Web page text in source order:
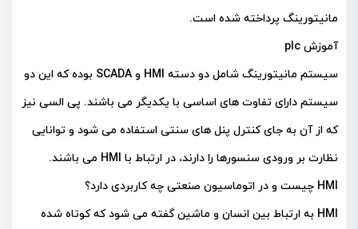
مانیتورینگ پرداخته شده است.
آموزش plc
سیستم مانیتورینگ شامل دو دسته HMI و SCADA بوده که این دو
سیستم دارای تفاوت های اساسی با یکدیگر می باشند. پی السی نیز
که از آن به جای کنترل پنل های سنتی استفاده می شود و توانایی
نظارت بر ورودی سنسورها را دارند، در ارتباط با HMI می باشند.
HMI چیست و در اتوماسیون صنعتی چه کاربردی دارد؟
HMI به ارتباط بین انسان و ماشین گفته می شود که کوتاه شده